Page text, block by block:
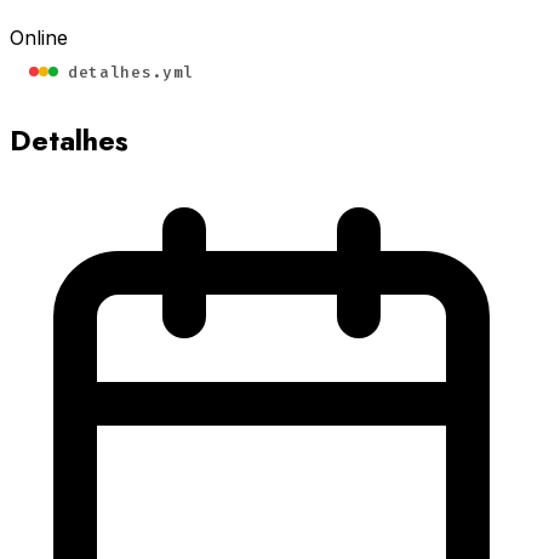
Online
detalhes.yml
Detalhes